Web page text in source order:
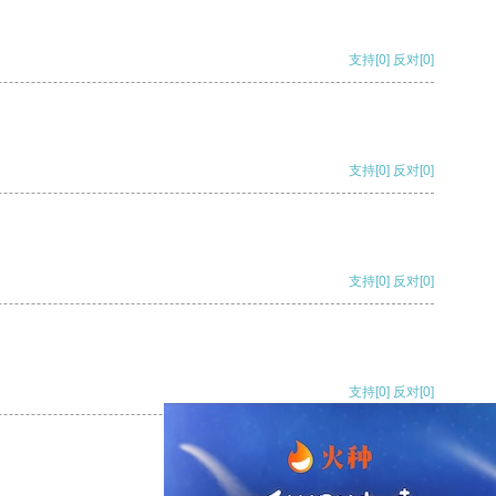
支持[0] 反对[0]
支持[0] 反对[0]
支持[0] 反对[0]
支持[0] 反对[0]